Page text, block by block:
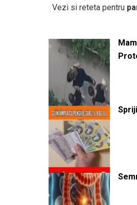
Vezi si reteta pentru